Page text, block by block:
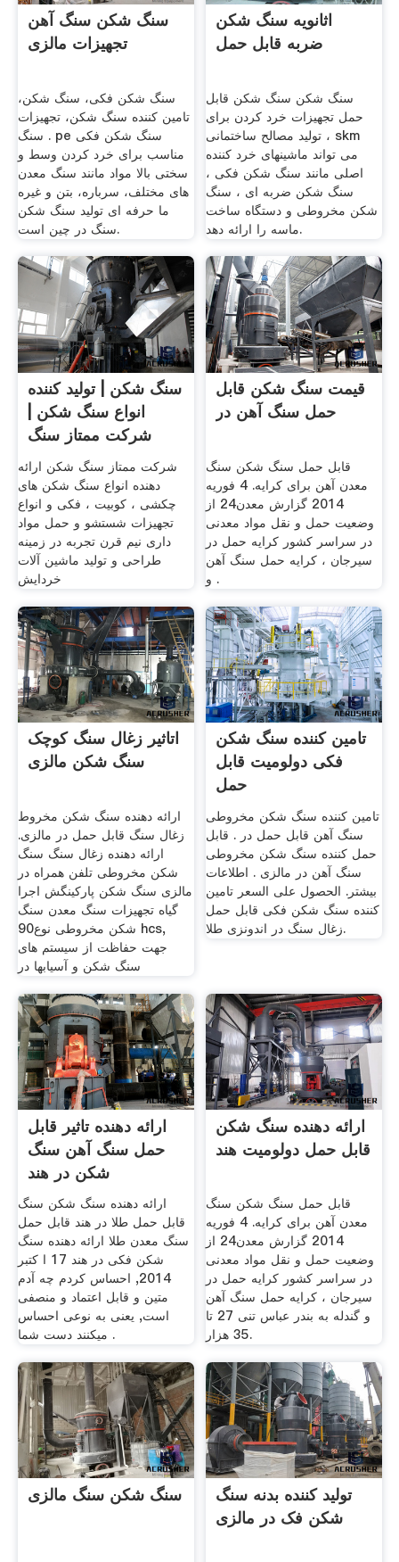
سنگ شکن سنگ آهن
تجهیزات مالزی
سنگ شکن فکی، سنگ شکن،
تامین کننده سنگ شکن، تجهیزات
سنگ . pe سنگ شکن فکی
مناسب برای خرد کردن وسط و
سختی بالا مواد مانند سنگ معدن
های مختلف، سرباره، بتن و غیره
ما حرفه ای تولید سنگ شکن
سنگ در چین است.
اثانویه سنگ شکن
ضربه قابل حمل
سنگ شکن سنگ شکن قابل
حمل تجهیزات خرد کردن برای
تولید مصالح ساختمانی ، skm
می تواند ماشینهای خرد کننده
اصلی مانند سنگ شکن فکی ،
سنگ شکن ضربه ای ، سنگ
شکن مخروطی و دستگاه ساخت
ماسه را ارائه دهد.
سنگ شکن | تولید کننده
انواع سنگ شکن |
شرکت ممتاز سنگ
شکن
شرکت ممتاز سنگ شکن ارائه
دهنده انواع سنگ شکن های
چکشی ، کوبیت ، فکی و انواع
تجهیزات شستشو و حمل مواد
داری نيم قرن تجربه در زمينه
طراحی و توليد ماشين آلات
خردايش
قیمت سنگ شکن قابل
حمل سنگ آهن در
قابل حمل سنگ شکن سنگ
معدن آهن برای کرایه. 4 فوریه
2014 گزارش معدن24 از
وضعیت حمل و نقل مواد معدنی
در سراسر کشور کرایه حمل در
سیرجان ، کرایه حمل سنگ آهن
و .
اتاثیر زغال سنگ کوچک
سنگ شکن مالزی
ارائه دهنده سنگ شکن مخروط
زغال سنگ قابل حمل در مالزی.
ارائه دهنده زغال سنگ سنگ
شکن مخروطی تلفن همراه در
مالزی سنگ شکن پارکینگش اجرا
گیاه تجهیزات سنگ معدن سنگ
شکن مخروطی نوع90 hcs,
جهت حفاظت از سیستم های
سنگ شکن و آسیابها در
تامین کننده سنگ شکن
فکی دولومیت قابل
حمل
تامین کننده سنگ شکن مخروطی
سنگ آهن قابل حمل در . قابل
حمل کننده سنگ شکن مخروطی
سنگ آهن در مالزی . اطلاعات
بیشتر. الحصول على السعر تامین
کننده سنگ شکن فکی قابل حمل
زغال سنگ در اندونزی طلا.
ارائه دهنده تاثیر قابل
حمل سنگ آهن سنگ
شکن در هند
ارائه دهنده سنگ شکن سنگ
قابل حمل طلا در هند قابل حمل
سنگ معدن طلا ارائه دهنده سنگ
شکن فکی در هند 17 ا کتبر
2014, احساس كردم چه آدم
متین و قابل اعتماد و منصفی
است, یعنی به نوعی احساس
میكنند دست شما .
ارائه دهنده سنگ شکن
قابل حمل دولومیت هند
قابل حمل سنگ شکن سنگ
معدن آهن برای کرایه. 4 فوریه
2014 گزارش معدن24 از
وضعیت حمل و نقل مواد معدنی
در سراسر کشور کرایه حمل در
سیرجان ، کرایه حمل سنگ آهن
و گندله به بندر عباس تنی 27 تا
35 هزار.
سنگ شکن سنگ مالزی
تولید کننده بدنه سنگ
شکن فک در مالزی